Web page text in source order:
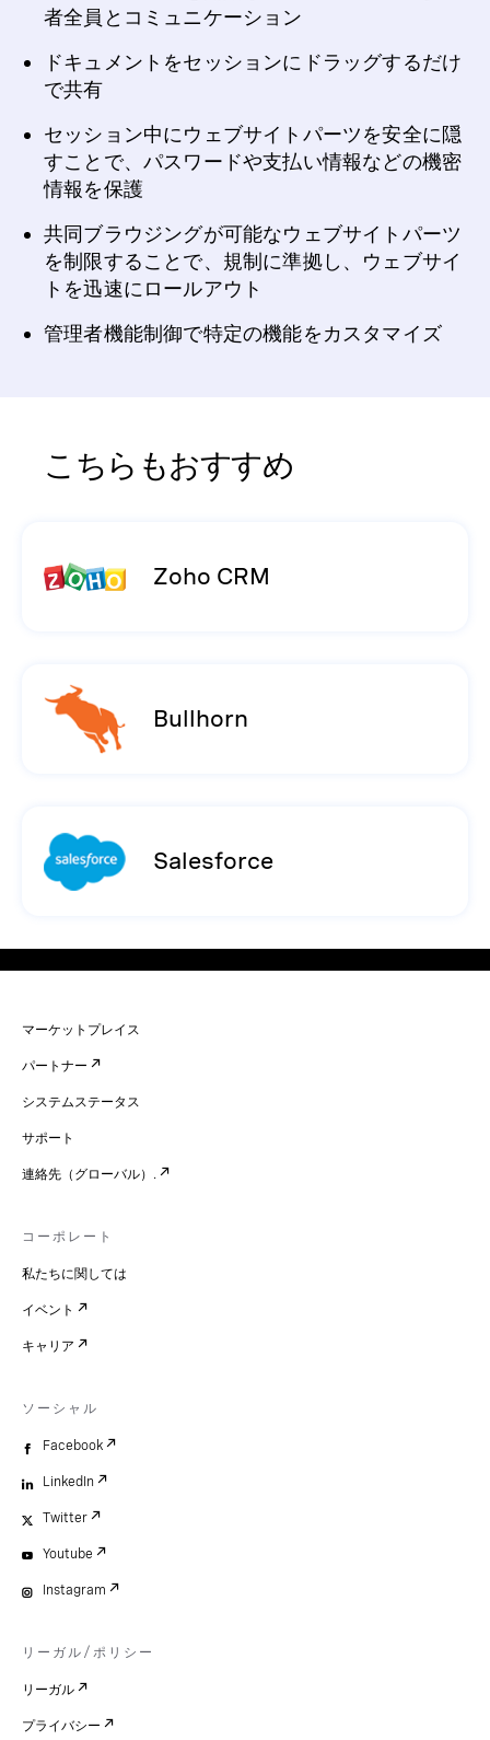
者全員とコミュニケーション
ドキュメントをセッションにドラッグするだけ
で共有
セッション中にウェブサイトパーツを安全に隠
すことで、パスワードや支払い情報などの機密
情報を保護
共同ブラウジングが可能なウェブサイトパーツ
を制限することで、規制に準拠し、ウェブサイ
トを迅速にロールアウト
管理者機能制御で特定の機能をカスタマイズ
こちらもおすすめ
Zoho CRM
Bullhorn
Salesforce
マーケットプレイス
パートナー
システムステータス
サポート
連絡先（グローバル）.
コーポレート
私たちに関しては
イベント
キャリア
ソーシャル
Facebook
LinkedIn
Twitter
Youtube
Instagram
リーガル/ポリシー
リーガル
プライバシー